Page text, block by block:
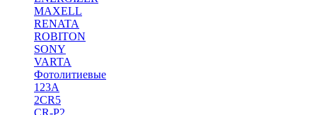
MAXELL
RENATA
ROBITON
SONY
VARTA
Фотолитиевые
123A
2CR5
CR-P2